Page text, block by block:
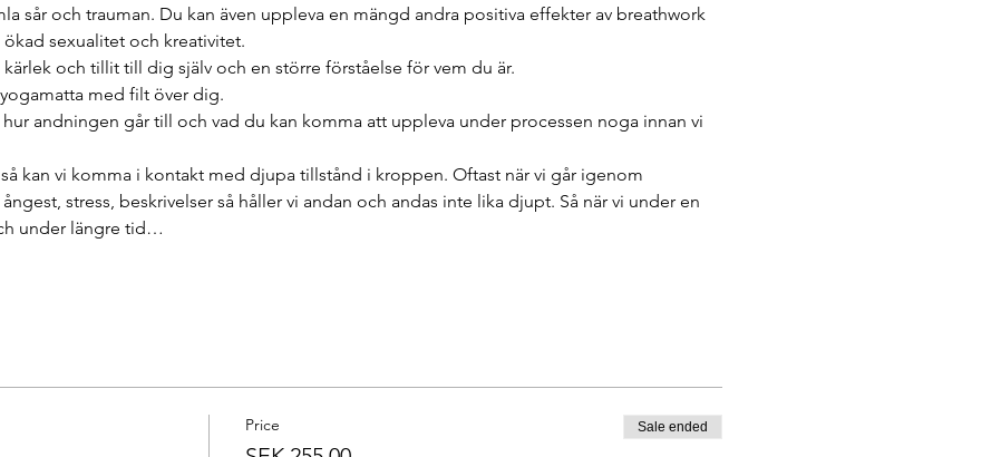
sår och trauman. Du kan även uppleva en mängd andra positiva effekter av breathwork
sexualitet och kreativitet.
kärlek och tillit till dig själv och en större förståelse för vem du är.
med filt över dig.
andningen går till och vad du kan komma att uppleva under processen noga innan vi
kan vi komma i kontakt med djupa tillstånd i kroppen. Oftast när vi går igenom
stress, beskrivelser så håller vi andan och andas inte lika djupt. Så när vi under en
under längre tid…
Price Sale ended